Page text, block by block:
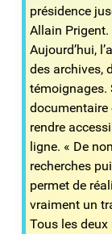
présidence
Allain Prigent.
Aujourd’hui,
des archives,
témoignages.
documentaire
rendre
ligne. « De
recherches
permet de
vraiment un
Tous les